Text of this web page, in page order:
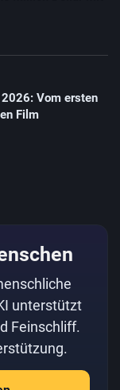
Vom ersten
Film
unterstützt
Feinschliff.